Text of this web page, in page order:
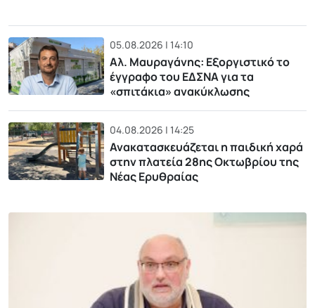
05.08.2026 | 14:10
Αλ. Μαυραγάνης: Εξοργιστικό το
έγγραφο του ΕΔΣΝΑ για τα
«σπιτάκια» ανακύκλωσης
04.08.2026 | 14:25
Ανακατασκευάζεται η παιδική χαρά
στην πλατεία 28ης Οκτωβρίου της
Νέας Ερυθραίας